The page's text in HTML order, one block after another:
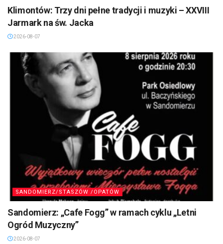
Klimontów: Trzy dni pełne tradycji i muzyki – XXVIII
Jarmark na św. Jacka
2026-08-07
SANDOMIERZ/STASZÓW /OPATÓW
Sandomierz: „Cafe Fogg” w ramach cyklu „Letni
Ogród Muzyczny”
2026-08-07